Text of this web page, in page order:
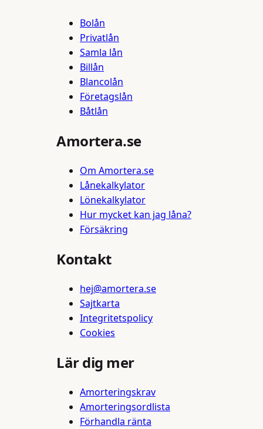
Bolån
Privatlån
Samla lån
Billån
Blancolån
Företagslån
Båtlån
Amortera.se
Om Amortera.se
Lånekalkylator
Lönekalkylator
Hur mycket kan jag låna?
Försäkring
Kontakt
hej@amortera.se
Sajtkarta
Integritetspolicy
Cookies
Lär dig mer
Amorteringskrav
Amorteringsordlista
Förhandla ränta